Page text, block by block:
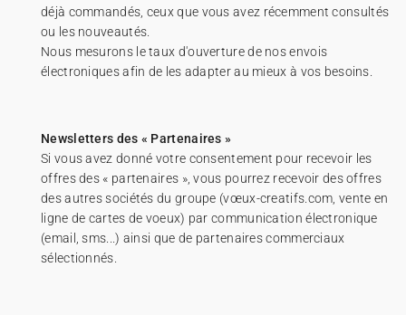
déjà commandés, ceux que vous avez récemment consultés
ou les nouveautés.
Nous mesurons le taux d'ouverture de nos envois
électroniques afin de les adapter au mieux à vos besoins.
Newsletters des « Partenaires »
Si vous avez donné votre consentement pour recevoir les
offres des « partenaires », vous pourrez recevoir des offres
des autres sociétés du groupe (vœux-creatifs.com, vente en
ligne de cartes de voeux) par communication électronique
(email, sms...) ainsi que de partenaires commerciaux
sélectionnés.